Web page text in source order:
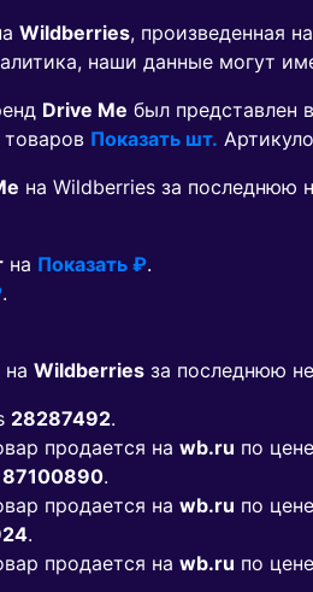
Wildberries, произведенная
наши данные могут
Drive Me был представлен в
товаров Показать шт.
на Wildberries за последнюю
на Показать ₽.
.
на Wildberries за последнюю
28287492.
продается на wb.ru по цене
87100890.
продается на wb.ru по цене
.
продается на wb.ru по цене